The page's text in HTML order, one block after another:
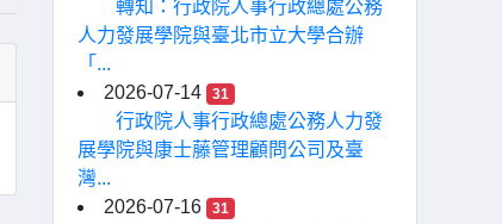
轉知：行政院人事行政總處公務
人力發展學院與臺北市立大學合辦
「...
2026-07-14
31
行政院人事行政總處公務人力發
展學院與康士藤管理顧問公司及臺
灣...
2026-07-16
31